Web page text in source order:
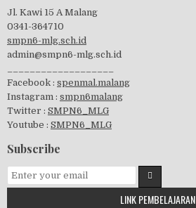
visitasi PPK 2019
GSF 2019
Pembagian Ijazah 2020
Jl. Kawi 15 A Malang
0341-364710
smpn6-mlg.sch.id
admin@smpn6-mlg.sch.id
Facebook : spenmal.malang
Instagram : smpn6malang
Twitter : SMPN6_MLG
Youtube : SMPN6_MLG
Subscribe
LINK PEMBELAJARAN